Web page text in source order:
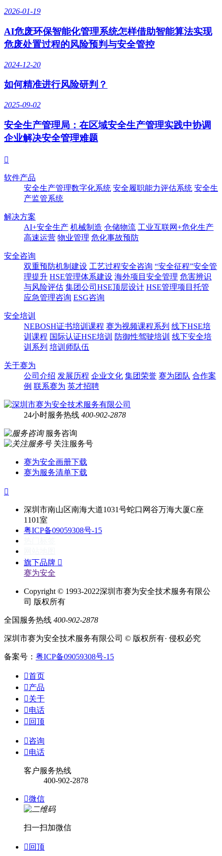
2026-01-19
AI危废环保智能化管理系统怎样借助智能算法实现
危废处置过程的风险预判与安全管控
2024-12-20
如何精准进行风险研判？
2025-09-02
安全生产管理局：在区域安全生产管理实践中协调
企业解决安全管理难题

软件产品
安全生产管理数字化系统 安全履职能力评估系统 安全生
产监管系统
解决方案
AI+安全生产 机械制造 仓储物流 工业互联网+危化生产
高速运营 物业管理 危化事故预防
安全咨询
双重预防机制建设 工艺过程安全咨询 “安全征程”安全管
理提升 HSE管理体系建设 海外项目安全管理 危害辨识
与风险评估 集团公司HSE顶层设计 HSE管理项目托管
应急管理咨询 ESG咨询
安全培训
NEBOSH证书培训课程 赛为视频课程系列 线下HSE培
训课程 国际认证HSE培训 防御性驾驶培训 线下安全培
训系列 培训师队伍
关于赛为
公司介绍 发展历程 企业文化 集团荣誉 赛为团队 合作案
例 联系赛为 英才招聘
24小时服务热线 400-902-2878
服务咨询
关注服务号
赛为安全画册下载
赛为服务清单下载

深圳市南山区南海大道1031号蛇口网谷万海大厦C座
1101室
粤ICP备09059308号-15
旗下品牌 
赛为安全
Copyright © 1993-2022深圳市赛为安全技术服务有限公
司 版权所有
全国服务热线 400-902-2878
深圳市赛为安全技术服务有限公司 © 版权所有· 侵权必究
备案号： 粤ICP备09059308号-15
首页
产品
关于
电话
 回顶
咨询
电话
客户服务热线
400-902-2878
微信
扫一扫加微信
 回顶